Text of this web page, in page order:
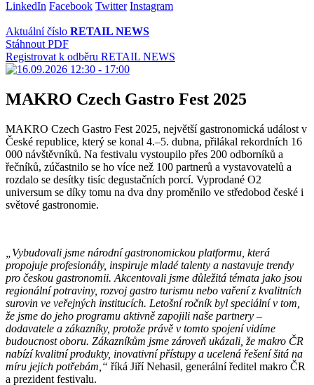
LinkedIn Facebook Twitter Instagram
Aktuální číslo RETAIL NEWS
Stáhnout PDF
Registrovat k odběru RETAIL NEWS
MAKRO Czech Gastro Fest 2025
MAKRO Czech Gastro Fest 2025, největší gastronomická událost v
České republice, který se konal 4.–5. dubna, přilákal rekordních 16
000 návštěvníků. Na festivalu vystoupilo přes 200 odborníků a
řečníků, zúčastnilo se ho více než 100 partnerů a vystavovatelů a
rozdalo se desítky tisíc degustačních porcí. Vyprodané O2
universum se díky tomu na dva dny proměnilo ve středobod české i
světové gastronomie.
„Vybudovali jsme národní gastronomickou platformu, která
propojuje profesionály, inspiruje mladé talenty a nastavuje trendy
pro českou gastronomii. Akcentovali jsme důležitá témata jako jsou
regionální potraviny, rozvoj gastro turismu nebo vaření z kvalitních
surovin ve veřejných institucích. Letošní ročník byl speciální v tom,
že jsme do jeho programu aktivně zapojili naše partnery –
dodavatele a zákazníky, protože právě v tomto spojení vidíme
budoucnost oboru. Zákazníkům jsme zároveň ukázali, že makro ČR
nabízí kvalitní produkty, inovativní přístupy a ucelená řešení šitá na
míru jejich potřebám,“ říká Jiří Nehasil, generální ředitel makro ČR
a prezident festivalu.